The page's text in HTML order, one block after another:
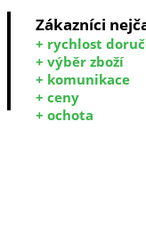
Zákazníci
+ rychlost
+ výběr zboží
+ komunikace
+ ceny
+ ochota